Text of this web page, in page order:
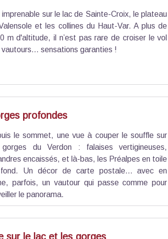
imprenable sur le lac de Sainte-Croix, le plateau
et les collines du Haut-Var. A plus de
m d'altitude, il n’est pas rare de croiser le vol
vautours… sensations garanties !
profondes
le sommet, une vue à couper le souffle sur
gorges du Verdon : falaises vertigineuses,
encaissés, et là-bas, les Préalpes en toile
Un décor de carte postale… avec en
parfois, un vautour qui passe comme pour
le panorama.
sur le lac et les gorges